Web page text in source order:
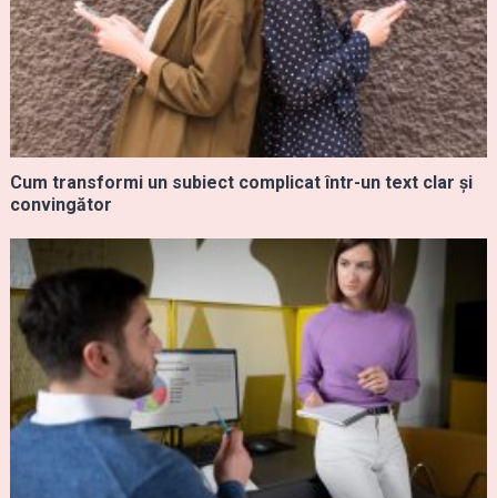
Cum transformi un subiect complicat într-un text clar și
convingător